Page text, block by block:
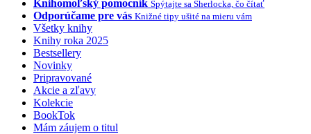
Knihomoľský pomocník Spýtajte sa Sherlocka, čo čítať
Odporúčame pre vás Knižné tipy ušité na mieru vám
Všetky knihy
Knihy roka 2025
Bestsellery
Novinky
Pripravované
Akcie a zľavy
Kolekcie
BookTok
Mám záujem o titul